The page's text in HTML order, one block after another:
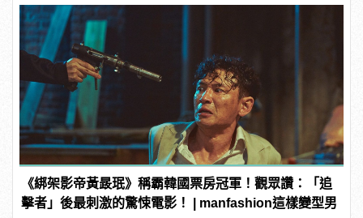
《綁架影帝黃晸珉》稱霸韓國票房冠軍！觀眾讚：「追
擊者」後最刺激的驚悚電影！ | manfashion這樣變型男